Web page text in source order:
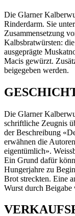
Die Glarner
Rinderdarm. Sie
Zusammensetzung
Kalbsbratwürsten:
ausgeprägte
Macis gewürzt.
beigegeben werden.
Die Glarner
schriftliche Zeugnis
der Beschreibung
erwähnen die
eigentümlich».
Ein Grund dafür
Hungerjahre zu
Brot streckten. Eine
Wurst durch